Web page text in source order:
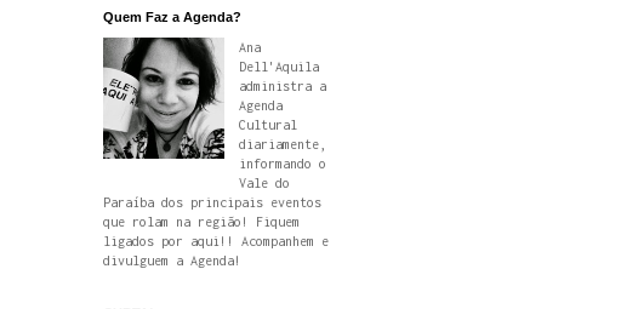
Quem Faz a Agenda?
Ana
Dell'Aquila
administra a
Agenda
Cultural
diariamente,
informando o
Vale do
Paraíba dos principais eventos
que rolam na região! Fiquem
ligados por aqui!! Acompanhem e
divulguem a Agenda!